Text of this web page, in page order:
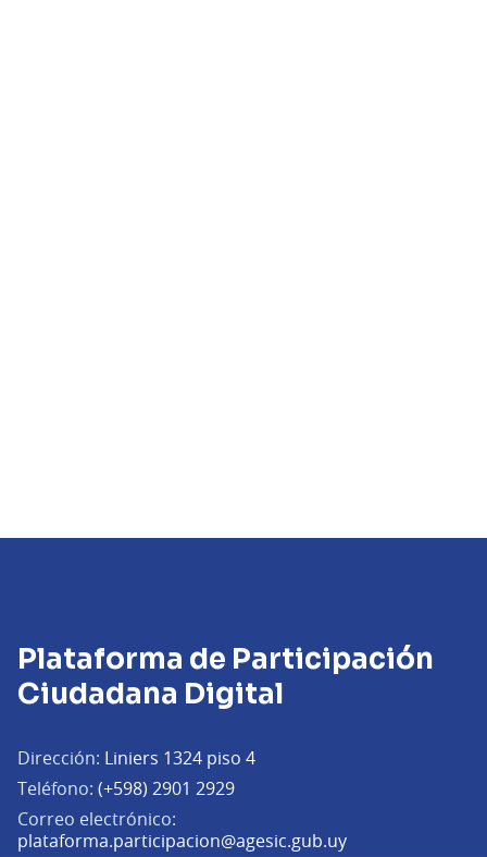
Plataforma de Participación
Ciudadana Digital
Dirección: Liniers 1324 piso 4
Teléfono: (+598) 2901 2929
Correo electrónico:
plataforma.participacion@agesic.gub.uy(Abrir en una